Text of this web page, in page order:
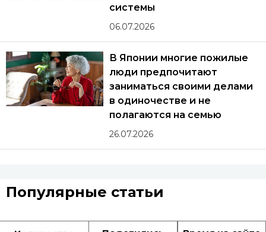
системы
06.07.2026
В Японии многие пожилые
люди предпочитают
заниматься своими делами
в одиночестве и не
полагаются на семью
26.07.2026
Популярные статьи